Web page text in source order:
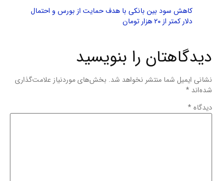
کاهش سود بین بانکی با هدف حمایت از بورس و احتمال
دلار کمتر از ۲۰ هزار تومان
دیدگاهتان را بنویسید
نشانی ایمیل شما منتشر نخواهد شد. بخش‌های موردنیاز علامت‌گذاری
شده‌اند *
دیدگاه *